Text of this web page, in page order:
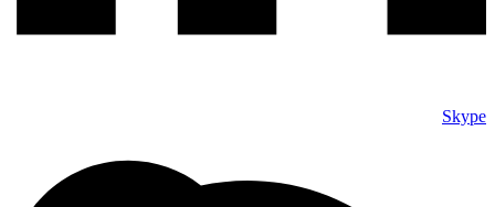
Skype